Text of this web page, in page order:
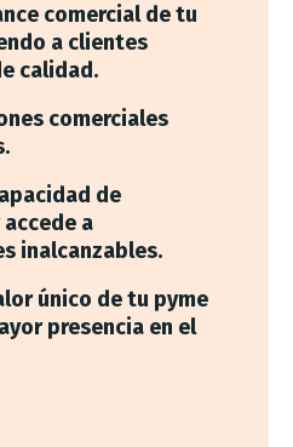
comercial de tu
a clientes
calidad.
comerciales
de
a
inalcanzables.
único de tu pyme
presencia en el